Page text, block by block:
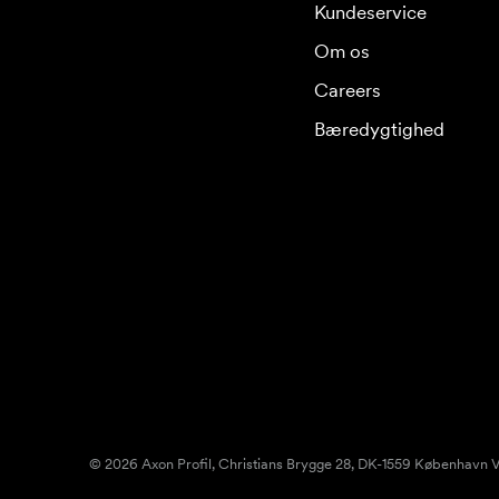
Kundeservice
Om os
Careers
Bæredygtighed
© 2026 Axon Profil, Christians Brygge 28, DK-1559 København